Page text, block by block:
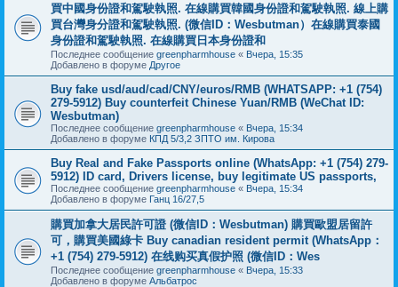
買中國身份證和駕駛執照. 在線購買韓國身份證和駕駛執照. 線上購
買台灣身分證和駕駛執照. (微信ID：Wesbutman）在線購買泰國
身份證和駕駛執照. 在線購買日本身份證和
Последнее сообщение greenpharmhouse « Вчера, 15:35
Добавлено в форуме Другое
Buy fake usd/aud/cad/CNY/euros/RMB (WHATSAPP: +1 (754)
279-5912) Buy counterfeit Chinese Yuan/RMB (WeChat ID:
Wesbutman)
Последнее сообщение greenpharmhouse « Вчера, 15:34
Добавлено в форуме КПД 5/3,2 ЗПТО им. Кирова
Buy Real and Fake Passports online (WhatsApp: +1 (754) 279-
5912) ID card, Drivers license, buy legitimate US passports,
Последнее сообщение greenpharmhouse « Вчера, 15:34
Добавлено в форуме Ганц 16/27,5
購買加拿大居民許可證 (微信ID：Wesbutman) 購買歐盟居留許
可，購買美國綠卡 Buy canadian resident permit (WhatsApp：
+1 (754) 279-5912) 在线购买真假护照 (微信ID：Wes
Последнее сообщение greenpharmhouse « Вчера, 15:33
Добавлено в форуме Альбатрос